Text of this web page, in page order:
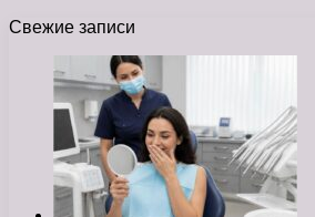
Свежие записи